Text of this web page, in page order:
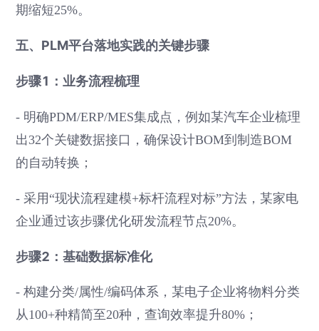
期缩短25%。
五、PLM平台落地实践的关键步骤
步骤1：业务流程梳理
- 明确PDM/ERP/MES集成点，例如某汽车企业梳理
出32个关键数据接口，确保设计BOM到制造BOM
的自动转换；
- 采用“现状流程建模+标杆流程对标”方法，某家电
企业通过该步骤优化研发流程节点20%。
步骤2：基础数据标准化
- 构建分类/属性/编码体系，某电子企业将物料分类
从100+种精简至20种，查询效率提升80%；